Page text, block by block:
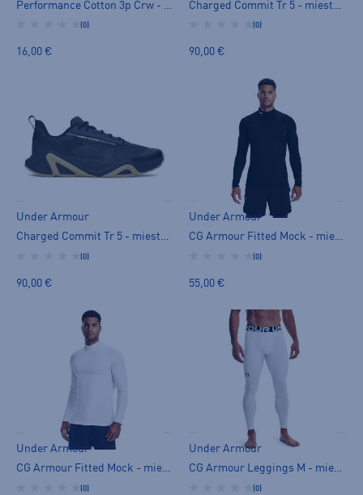
(0)
16,00 €
(0)
90,00 €
Under Armour
Charged Commit Tr 5 - miesten treenikengät
(0)
90,00 €
Under Armour
CG Armour Fitted Mock - miesten aluskerrasto
(0)
55,00 €
Under Armour
CG Armour Fitted Mock - miesten aluskerrasto
(0)
Under Armour
CG Armour Leggings M - miesten pitkät trikoot
(0)